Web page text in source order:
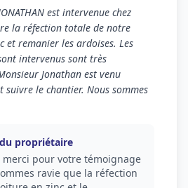
est intervenue chez
la réfection totale de notre
et remanier les ardoises. Les
intervenus sont très
Jonathan est venu
suivre le chantier. Nous sommes
propriétaire
merci pour votre témoignage
ravie que la réfection